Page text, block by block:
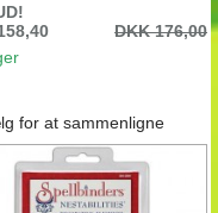
DKK 176,00
for at sammenligne